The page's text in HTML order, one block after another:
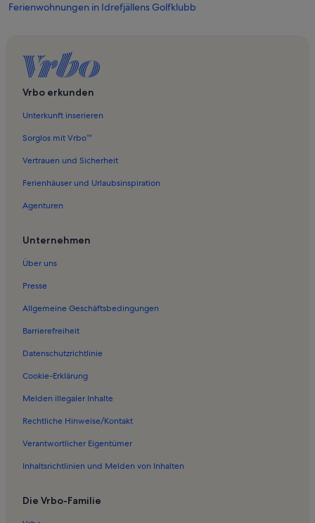
Ferienwohnungen in Idrefjällens Golfklubb
Vrbo erkunden
Unterkunft inserieren
Sorglos mit Vrbo™
Vertrauen und Sicherheit
Ferienhäuser und Urlaubsinspiration
Agenturen
Unternehmen
Über uns
Presse
Allgemeine Geschäftsbedingungen
Barrierefreiheit
Datenschutzrichtlinie
Cookie-Erklärung
Melden illegaler Inhalte
Rechtliche Hinweise/Kontakt
Verantwortlicher Eigentümer
Inhaltsrichtlinien und Melden von Inhalten
Die Vrbo-Familie